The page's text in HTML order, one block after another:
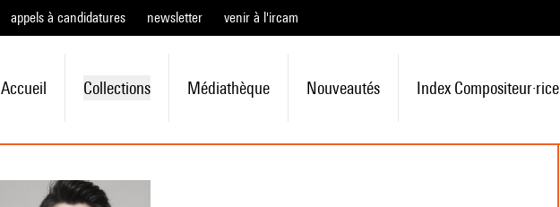
appels à candidatures newsletter venir à l'ircam
Accueil Collections Médiathèque Nouveautés Index Compositeur·rice